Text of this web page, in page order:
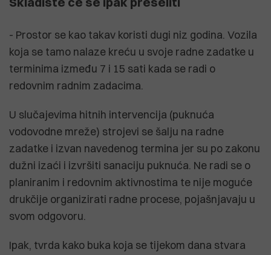
- Prostor se kao takav koristi dugi niz godina. Vozila
koja se tamo nalaze kreću u svoje radne zadatke u
terminima između 7 i 15 sati kada se radi o
redovnim radnim zadacima.
U slučajevima hitnih intervencija (puknuća
vodovodne mreže) strojevi se šalju na radne
zadatke i izvan navedenog termina jer su po zakonu
dužni izaći i izvršiti sanaciju puknuća. Ne radi se o
planiranim i redovnim aktivnostima te nije moguće
drukčije organizirati radne procese, pojašnjavaju u
svom odgovoru.
Ipak, tvrda kako buka koja se tijekom dana stvara